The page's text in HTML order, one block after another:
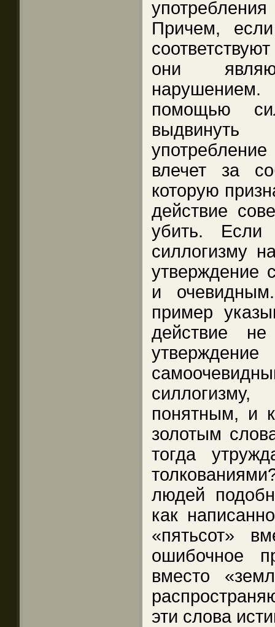
Причем,
они
нарушением.
помощью
влечет за
которую
действие
убить.
силлогизму
утверждение
и
пример
действие
понятным, и
золотым
тогда
людей
как
«пятьсот»
ошибочное
вместо
эти слова